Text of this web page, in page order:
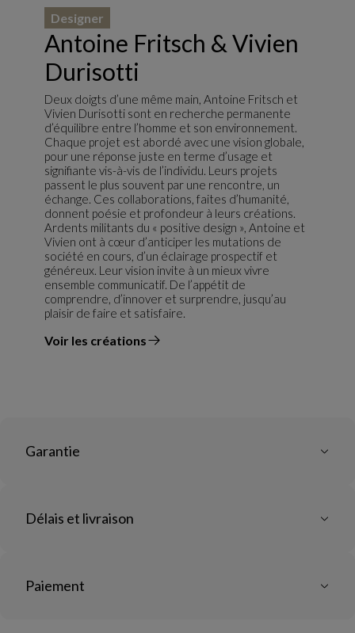
Antoine Fritsch & Vivien
Durisotti
Designer
Deux doigts d’une même main, Antoine Fritsch et
Vivien Durisotti sont en recherche permanente
d’équilibre entre l’homme et son environnement.
Chaque projet est abordé avec une vision globale,
pour une réponse juste en terme d’usage et
signifiante vis-à-vis de l’individu. Leurs projets
passent le plus souvent par une rencontre, un
échange. Ces collaborations, faites d’humanité,
donnent poésie et profondeur à leurs créations.
Ardents militants du « positive design », Antoine et
Vivien ont à cœur d’anticiper les mutations de
société en cours, d’un éclairage prospectif et
généreux. Leur vision invite à un mieux vivre
ensemble communicatif. De l’appétit de
comprendre, d’innover et surprendre, jusqu’au
plaisir de faire et satisfaire.
Voir les créations
du designer
Garantie
Délais et livraison
Paiement